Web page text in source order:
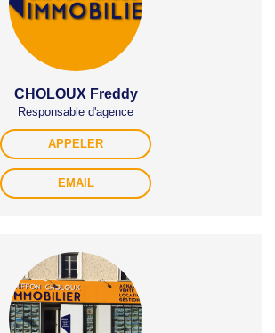
CHOLOUX Freddy
Responsable d'agence
APPELER
EMAIL